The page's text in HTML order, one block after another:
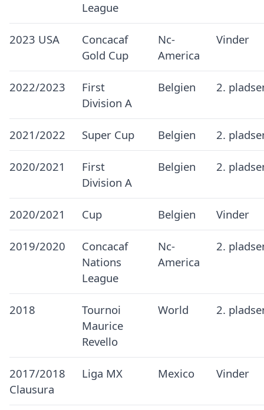
League
2023 USA
Concacaf
Gold Cup
Nc-
America
Vinder
2022/2023
First
Division A
Belgien 2.
2021/2022 Super Cup Belgien 2.
2020/2021
First
Division A
Belgien 2.
2020/2021 Cup Belgien Vinder
2019/2020
Concacaf
Nations
League
Nc-
America
2.
2018
Tournoi
Maurice
Revello
World 2.
2017/2018
Clausura
Liga MX Mexico Vinder